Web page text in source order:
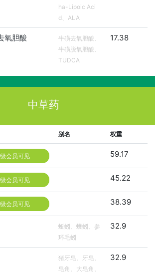
ha-Lipoic Aci
d、ALA
氧胆酸
牛磺去氧胆酸、
牛磺脱氧胆酸、
TUDCA
17.38
中草药
别名 权重
会员可见 59.17
会员可见 45.22
会员可见 38.39
蚯蚓、蠖蚓、参
环毛蚓
32.9
猪牙皂、牙皂、
皂角、大皂角、
32.9